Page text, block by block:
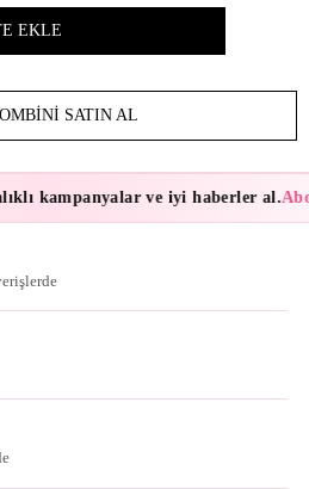
SATIN AL
kampanyalar ve iyi haberler al.